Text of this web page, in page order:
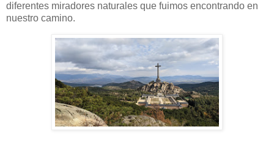
diferentes miradores naturales que fuimos encontrando en
nuestro camino.